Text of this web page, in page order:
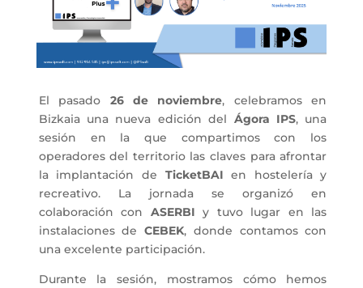
El pasado 26 de noviembre, celebramos en
Bizkaia una nueva edición del Ágora IPS, una
sesión en la que compartimos con los
operadores del territorio las claves para afrontar
la implantación de TicketBAI en hostelería y
recreativo. La jornada se organizó en
colaboración con ASERBI y tuvo lugar en las
instalaciones deCEBEK, donde contamos con
una excelente participación.
Durante la sesión, mostramos cómo hemos